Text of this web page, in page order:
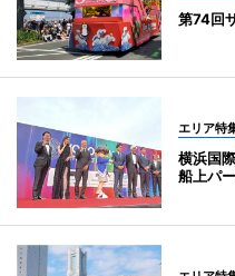
第74回
エリア特
横浜国
船上パ